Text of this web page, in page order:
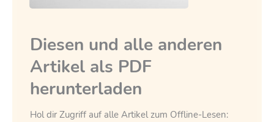
Diesen und alle anderen
Artikel als PDF
herunterladen
Hol dir Zugriff auf alle Artikel zum Offline-Lesen: